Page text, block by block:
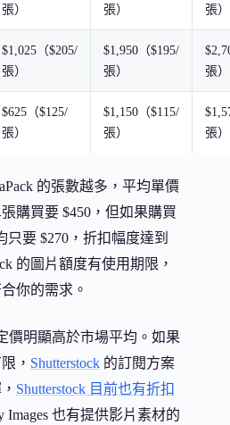
張）
張）
張）
$1,025（$205/
張）
$1,950（$195/
張）
張）
$625（$125/
張）
$1,150（$115/
張）
張）
的張數越多，平均單價
購買要 $450，但如果購買
只要 $270，折扣幅度達到
的圖片額度有使用期限，
你的需求。
價明顯高於市場平均。如果
， Shutterstock 的訂閱方案
Shutterstock 目前也有折扣
Images 也有提供影片素材的